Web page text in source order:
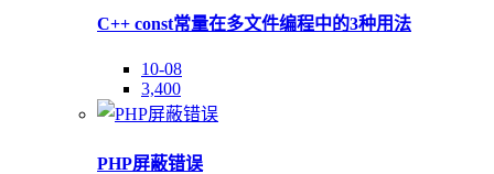
C++ const常量在多文件编程中的3种用法
10-08
3,400
PHP屏蔽错误